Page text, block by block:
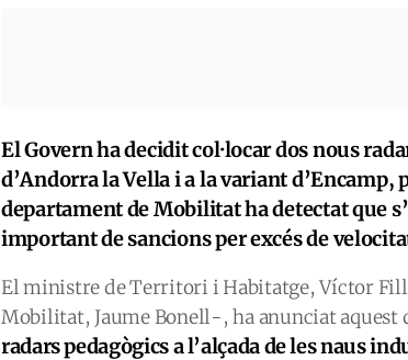
El Govern ha decidit col·locar dos nous
d’Andorra la Vella i a la variant d’Encamp,
departament de Mobilitat ha detectat que
important de sancions per excés de
El ministre de Territori i Habitatge, Víctor
Mobilitat, Jaume Bonell-, ha anunciat aquest
radars pedagògics a l’alçada de les naus